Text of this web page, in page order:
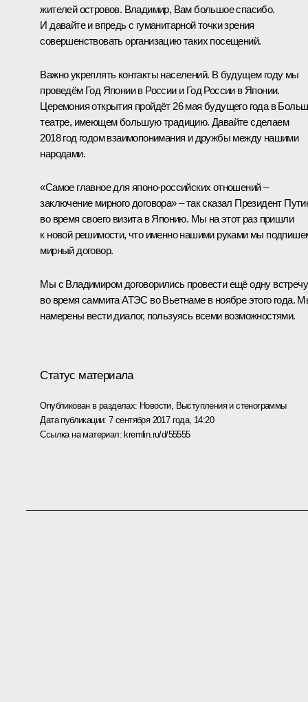
жителей островов. Владимир, Вам большое спасибо.
И давайте и впредь с гуманитарной точки зрения
совершенствовать организацию таких посещений.
Важно укреплять контакты населений. В будущем году мы
проведём Год Японии в России и Год России в Японии.
Церемония открытия пройдёт 26 мая будущего года в
театре, имеющем большую традицию. Давайте сделаем
2018 год годом взаимопонимания и дружбы между нашими
народами.
«Самое главное для японо-российских отношений –
заключение мирного договора» – так сказал Президент
во время своего визита в Японию. Мы на этот раз пришли
к новой решимости, что именно нашими руками мы
мирный договор.
Мы с Владимиром договорились провести ещё одну встречу
во время саммитаАТЭС во Вьетнаме в ноябре этого года.
намерены вести диалог, пользуясь всеми возможностями.
Статус материала
Опубликован в разделах: Новости, Выступления и стенограммы
Дата публикации:7 сентября 2017 года, 14:20
Ссылка на материал: kremlin.ru/d/55555